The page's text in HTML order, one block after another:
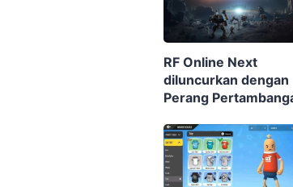
RF Online Next
diluncurkan dengan
Perang
keren, dan robot-
raksasa di perangkat
seluler dan PC